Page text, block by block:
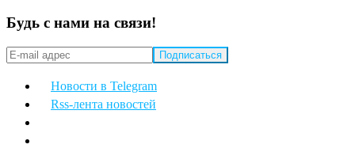
Будь с нами на связи!
Новости в Telegram
Rss-лента новостей